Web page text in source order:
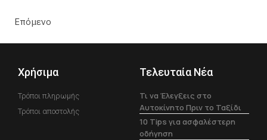
Επόμενο
Χρήσιμα
Τρόποι πληρωμής
Τρόποι αποστολής
Τελευταία Νέα
Τι να Έλεγξεις στο
Αυτοκίνητο Πριν το Ταξίδι
10 Tips για ασφαλέστερη
οδήγηση